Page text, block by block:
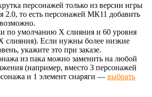
персонажей только из версии игры
2.0, то есть персонажей МК11 добавить
по умолчанию X слияния и 60 уровня
слияния). Если нужны более низкие
укажите это при заказе.
из пака можно заменить на любой
(например, вместо 3 персонажей
и 1 элемент снаряги — выбрать